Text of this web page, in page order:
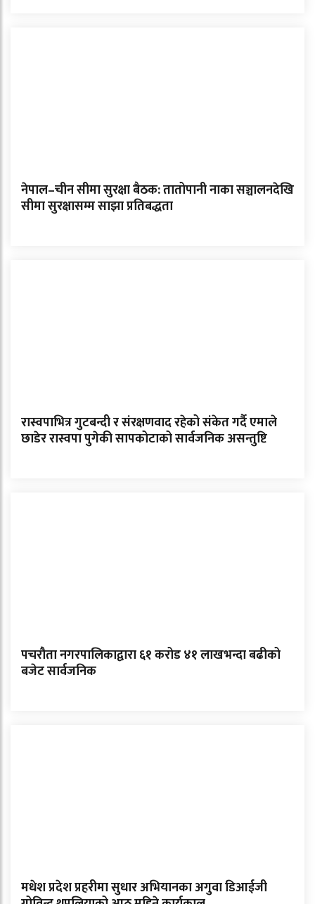
नेपाल–चीन सीमा सुरक्षा बैठक: तातोपानी नाका सञ्चालनदेखि
सीमा सुरक्षासम्म साझा प्रतिबद्धता
रास्वपाभित्र गुटबन्दी र संरक्षणवाद रहेको संकेत गर्दै एमाले
छाडेर रास्वपा पुगेकी सापकोटाको सार्वजनिक असन्तुष्टि
पचरौता नगरपालिकाद्वारा ६१ करोड ४१ लाखभन्दा बढीको
बजेट सार्वजनिक
मधेश प्रदेश प्रहरीमा सुधार अभियानका अगुवा डिआईजी